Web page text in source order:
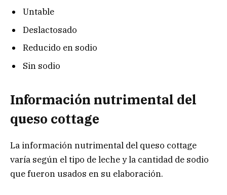
Untable
Deslactosado
Reducido en sodio
Sin sodio
Información nutrimental del
queso cottage
La información nutrimental del queso cottage
varía según el tipo de leche y la cantidad de sodio
que fueron usados en su elaboración.